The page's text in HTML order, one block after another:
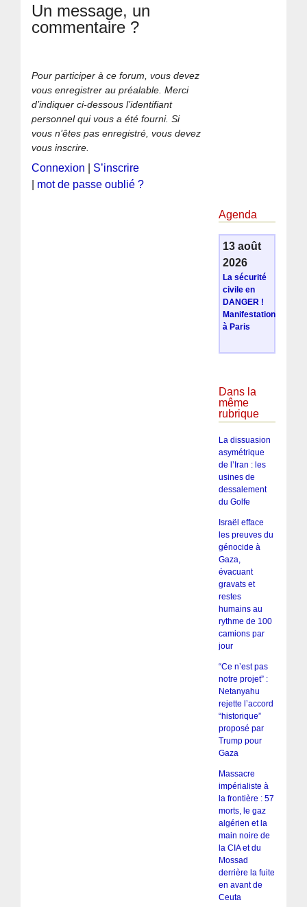
Un message, un
commentaire ?
Pour participer à ce forum, vous devez
vous enregistrer au préalable. Merci
d’indiquer ci-dessous l’identifiant
personnel qui vous a été fourni. Si
vous n’êtes pas enregistré, vous devez
vous inscrire.
Connexion
S’inscrire
mot de passe oublié ?
Agenda
13 août
2026
La sécurité
civile en
DANGER !
Manifestation
à Paris
Dans la
même
rubrique
La dissuasion
asymétrique
de l’Iran : les
usines de
dessalement
du Golfe
Israël efface
les preuves du
génocide à
Gaza,
évacuant
gravats et
restes
humains au
rythme de 100
camions par
jour
“Ce n’est pas
notre projet” :
Netanyahu
rejette l’accord
“historique”
proposé par
Trump pour
Gaza
Massacre
impérialiste à
la frontière : 57
morts, le gaz
algérien et la
main noire de
la CIA et du
Mossad
derrière la fuite
en avant de
Ceuta